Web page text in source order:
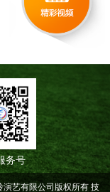
务号
艺有限公司版权所有 技